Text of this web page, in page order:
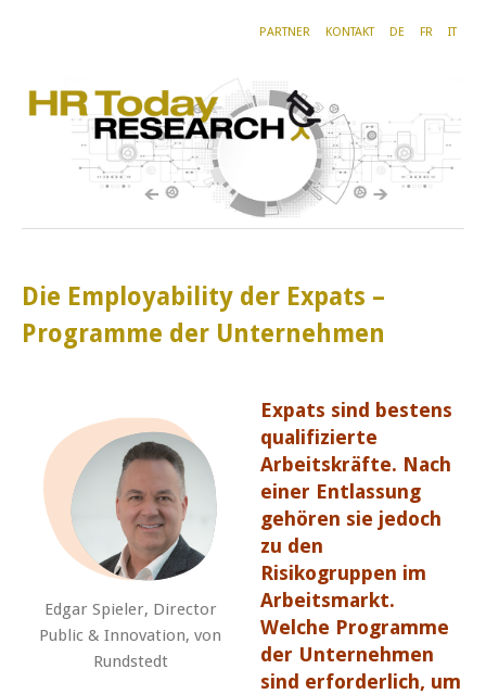
PARTNER KONTAKT DE FR IT
Die Employability der Expats –
Programme der Unternehmen
Edgar Spieler, Director
Public & Innovation, von
Rundstedt
Expats sind bestens
qualifizierte
Arbeitskräfte. Nach
einer Entlassung
gehören sie jedoch
zu den
Risikogruppen im
Arbeitsmarkt.
Welche Programme
der Unternehmen
sind erforderlich, um